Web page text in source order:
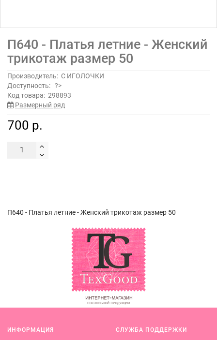
П640 - Платья летние - Женский
трикотаж размер 50
Производитель: С ИГОЛОЧКИ
Доступность: ?>
Код товара: 298893
Размерный ряд
700 р.
П640 - Платья летние - Женский трикотаж размер 50
ИНФОРМАЦИЯ СЛУЖБА ПОДДЕРЖКИ